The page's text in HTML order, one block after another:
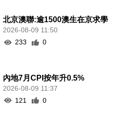
北京澳聯:逾1500澳生在京求學
2026-08-09 11:50
233
0
內地7月CPI按年升0.5%
2026-08-09 11:37
121
0